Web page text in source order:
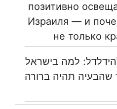
позитивно
Израиля — и
не только
למה בישראל
תהיה ברורה